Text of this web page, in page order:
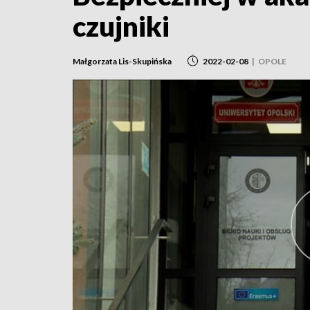
czujniki
Małgorzata Lis-Skupińska 2022-02-08 | OPOLE